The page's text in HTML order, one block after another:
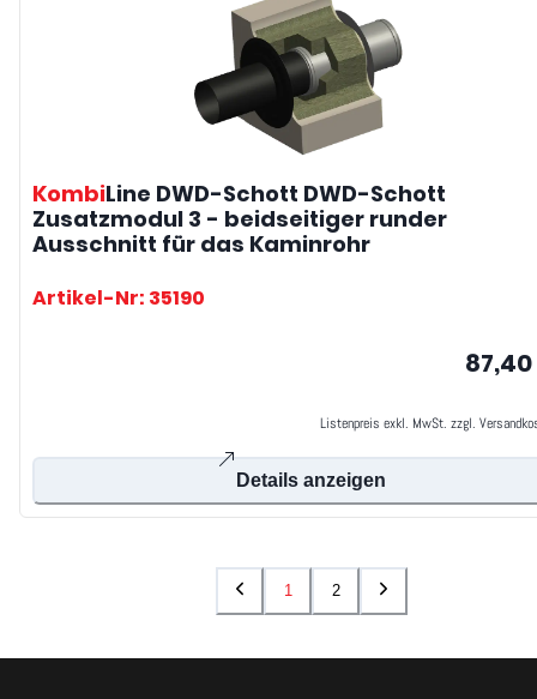
KombiLine DWD-Schott DWD-Schott
Zusatzmodul 3 - beidseitiger runder
Ausschnitt für das Kaminrohr
Artikel-Nr: 35190
Listenpreis exkl. MwSt. zzgl.
Details anzeigen
1 2